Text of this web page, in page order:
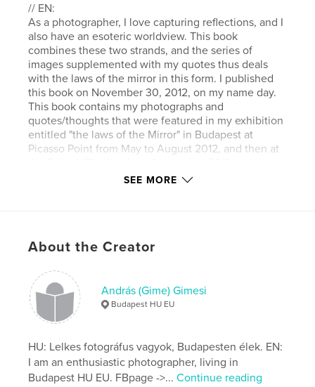
// EN:
As a photographer, I love capturing reflections, and I
also have an esoteric worldview. This book
combines these two strands, and the series of
images supplemented with my quotes thus deals
with the laws of the mirror in this form. I published
this book on November 30, 2012, on my name day.
This book contains my photographs and
quotes/thoughts that were featured in my exhibition
entitled "the laws of the Mirror" in Budapest at
Picasso Point from May to August 2012, and then at
Fotósként imádom megörökíteni a tükröződéseket,
könyv ezt a két vonulatot ötvözi egybe, és az
idézeteimmel kiegészített képsorozat így ebben a
formában a Tükör törvényeiről szól. Ezt a könyvet
2012. november 30-án, a névnapomon jelentettem
Ez a könyv azokat a fényképeimet és
idézeteimet/gondolataimat tartalmazza, amik 2012-
ben "a Tükör törvényei" című kiállításomon
SEE MORE
About the Creator
András (Gime) Gimesi
Budapest HU EU
HU: Lelkes fotográfus vagyok, Budapesten élek. EN:
I am an enthusiastic photographer, living in
Budapest HU EU. FBpage ->...Continue reading